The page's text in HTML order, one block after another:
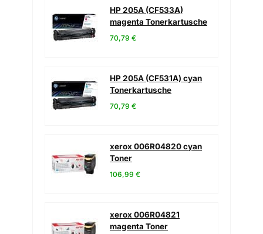
HP 205A (CF533A)
magenta Tonerkartusche
70,79 €
HP 205A (CF531A) cyan
Tonerkartusche
70,79 €
xerox 006R04820 cyan
Toner
106,99 €
xerox 006R04821
magenta Toner